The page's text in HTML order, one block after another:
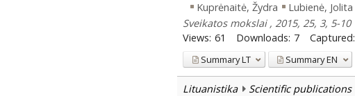
Kuprėnaitė, Žydra
Lubienė, Jolita
Sveikatos mokslai , 2015, 25, 3, 5-10
Views: 61 Downloads: 7 Captured:
SummaryLT SummaryEN
Lituanistika Scientific publications